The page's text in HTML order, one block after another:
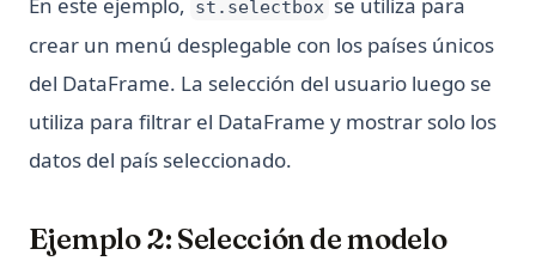
En este ejemplo, st.selectbox se utiliza para
crear un menú desplegable con los países únicos
del DataFrame. La selección del usuario luego se
utiliza para filtrar el DataFrame y mostrar solo los
datos del país seleccionado.
Ejemplo 2: Selección de modelo